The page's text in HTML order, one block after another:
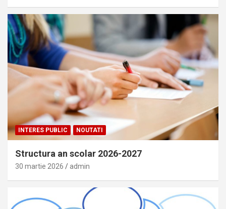
INTERES PUBLIC NOUTATI
Structura an scolar 2026-2027
30 martie 2026 admin